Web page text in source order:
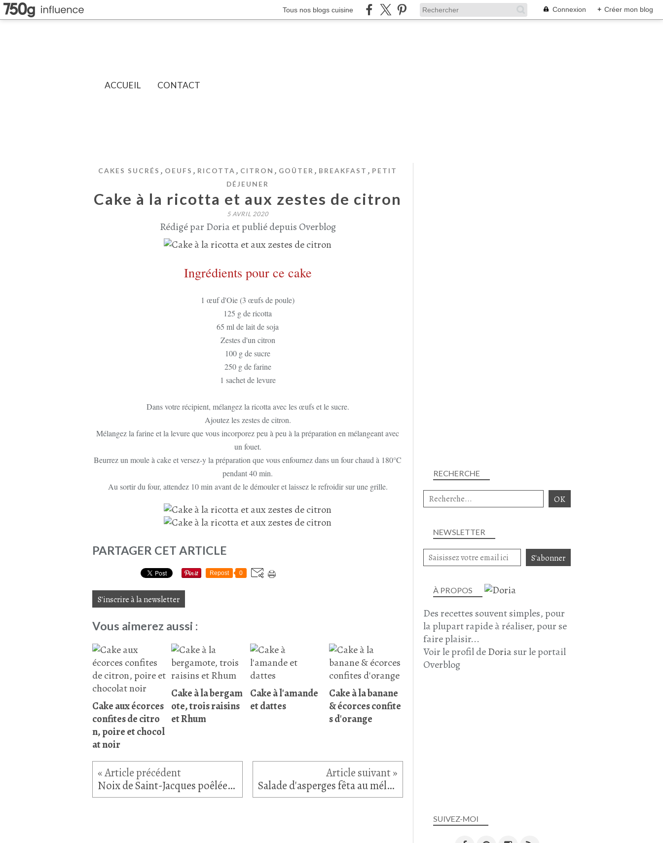
Tous nos blogs cuisine Connexion + Créer mon blog
ACCUEIL CONTACT
CAKES SUCRÉS , OEUFS , RICOTTA , CITRON , GOÛTER , BREAKFAST , PETIT
DÉJEUNER
Cake à la ricotta et aux zestes de citron
5 AVRIL 2020
Rédigé par Doria et publié depuis Overblog
Ingrédients pour ce cake
1 œuf d'Oie (3 œufs de poule)
125 g de ricotta
65 ml de lait de soja
Zestes d'un citron
100 g de sucre
250 g de farine
1 sachet de levure
Dans votre récipient, mélangez la ricotta avec les œufs et le sucre.
Ajoutez les zestes de citron.
Mélangez la farine et la levure que vous incorporez peu à peu à la préparation en mélangeant avec
un fouet.
Beurrez un moule à cake et versez-y la préparation que vous enfournez dans un four chaud à 180°C
pendant 40 min.
Au sortir du four, attendez 10 min avant de le démouler et laissez le refroidir sur une grille.
PARTAGER CET ARTICLE
Repost 0
S'inscrire à la newsletter
Vous aimerez aussi :
Cake aux écorces
confites de citro
n, poire et chocol
at noir
Cake à la bergam
ote, trois raisins
et Rhum
Cake à l'amande
et dattes
Cake à la banane
& écorces confite
s d'orange
Noix de Saint-Jacques poêlées, légumes de saison Salade d'asperges fêta au mélange riz et quinoa
NEWSLETTER
SUIVEZ-MOI
RECHERCHE
À PROPOS
Des recettes souvent simples, pour
la plupart rapide à réaliser, pour se
faire plaisir...
Voir le profil deDoriasur le portail
Overblog